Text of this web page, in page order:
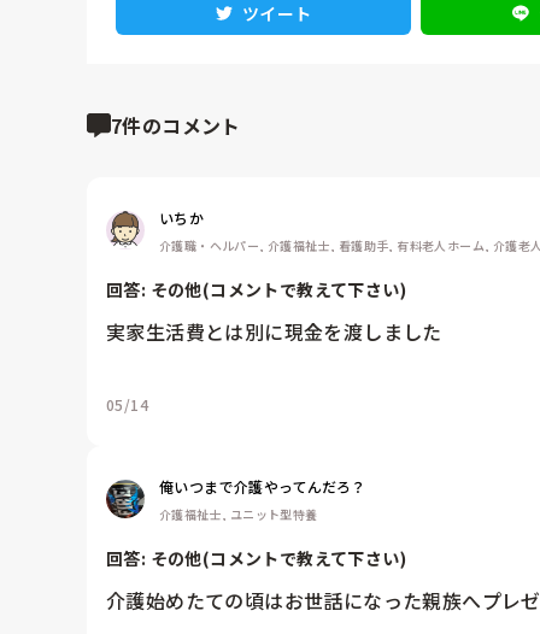
ツイート
7件のコメント
いちか
介護職・ヘルパー, 介護福祉士, 看護助手, 有料老人ホーム, 介護老
回答: その他(コメントで教えて下さい)
実家生活費とは別に現金を渡しました
05/14
俺いつまで介護やってんだろ？
介護福祉士, ユニット型特養
回答: その他(コメントで教えて下さい)
介護始めたての頃はお世話になった親族へプレ